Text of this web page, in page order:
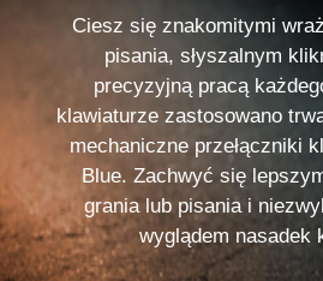
Ciesz się znakomitymi
pisania, słyszalnym
precyzyjną pracą
klawiaturze zastosowano
mechaniczne przełączniki
Blue. Zachwyć się
grania lub pisania i
wyglądem nasadek